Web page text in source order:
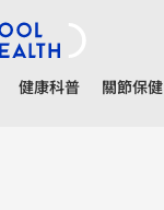
健康科普 關節保健